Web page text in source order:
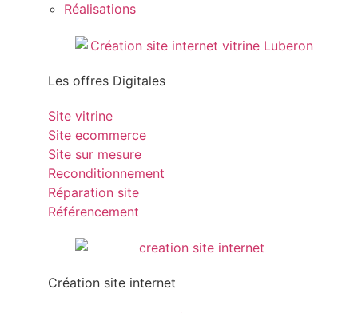
Réalisations
Les offres Digitales
Site vitrine
Site ecommerce
Site sur mesure
Reconditionnement
Réparation site
Référencement
Création site internet